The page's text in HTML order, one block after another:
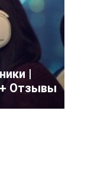
|
Отзывы